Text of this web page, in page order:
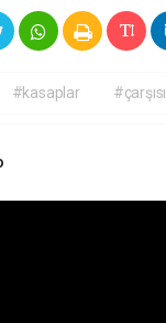
#kasaplar #çarşısı